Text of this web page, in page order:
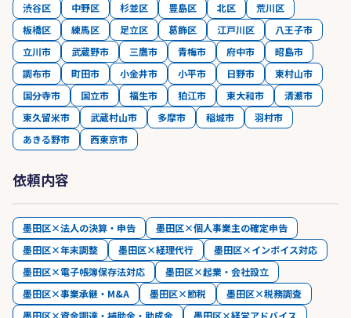
渋谷区
中野区 杉並区 豊島区 北区
荒川区
板橋区
練馬区 足立区 葛飾区 江戸川区
八王子市
立川市
武蔵野市 三鷹市 青梅市 府中市
昭島市
調布市
町田市 小金井市 小平市 日野市
東村山市
国分寺市
国立市 福生市 狛江市 東大和市
清瀬市
東久留米市
武蔵村山市 多摩市 稲城市
羽村市
あきる野市
西東京市
依頼内容
墨田区×法人の決算・申告
墨田区×個人事業主の確定申告
墨田区×年末調整
墨田区×経理代行
墨田区×インボイス対応
墨田区×電子帳簿保存法対応
墨田区×起業・会社設立
墨田区×事業承継・M&A
墨田区×節税
墨田区×税務調査